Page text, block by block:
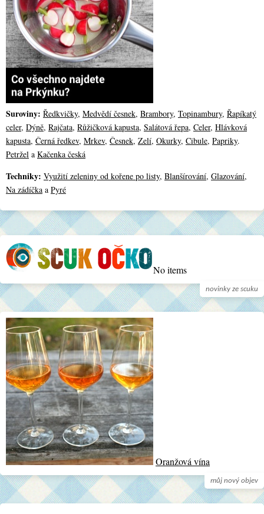
Suroviny: Ředkvičky, Medvědí česnek, Brambory, Topinambury, Řapíkatý
celer, Dýně, Rajčata, Růžičková kapusta, Salátová řepa, Celer, Hlávková
kapusta, Černá ředkev, Mrkev, Česnek, Zelí, Okurky, Cibule, Papriky.
Petržel a Kačenka česká
Techniky: Využití zeleniny od kořene po listy, Blanšírování, Glazování,
Na zádíčka a Pyré
novinky ze scuku
No items
můj nový objev
Oranžová vína